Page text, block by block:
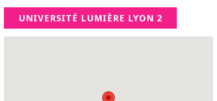
UNIVERSITÉ LUMIÈRE LYON 2